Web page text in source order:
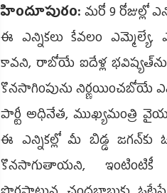
హిందూపురం:మరో 9 రోజుల్లో
ఈ ఎన్నికలు కేవ‌లం ఎమ్మెల్యే,
కావ‌ని, రాబోయే ఐదేళ్ల
కొనసాగింపును నిర్ణయించబోయే
పార్టీ అధినేత‌, ముఖ్య‌మంత్రి
ఈ ఎన్నిక‌ల్లో మీ బిడ్డ జ‌గ‌న్‌కు
కొన‌సాగుతాయ‌ని, ఇంటింటికీ